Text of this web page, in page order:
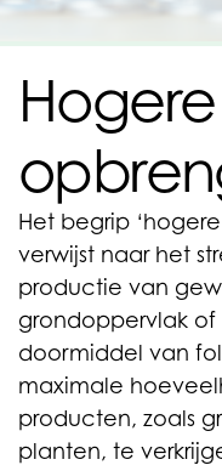
Hogere
Het begrip
verwijst naar het
productie van
grondoppervlak
doormiddel van
maximale
producten, zoals
planten, te